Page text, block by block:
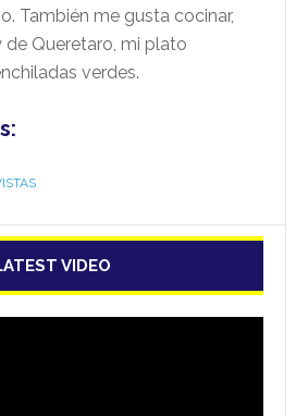
También me gusta cocinar,
de Queretaro, mi plato
verdes.
VIDEO